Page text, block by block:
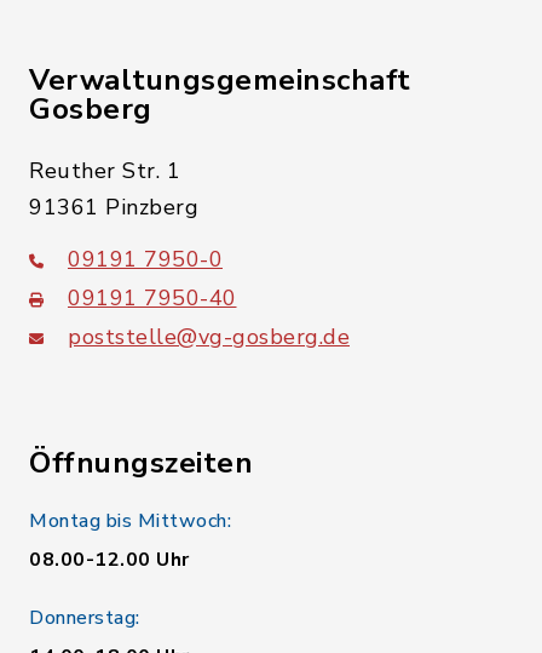
Verwaltungsgemeinschaft
Gosberg
Reuther Str. 1
91361 Pinzberg
09191 7950-0
09191 7950-40
poststelle@vg-gosberg.de
Öffnungszeiten
Montag bis Mittwoch:
08.00-12.00 Uhr
Donnerstag: